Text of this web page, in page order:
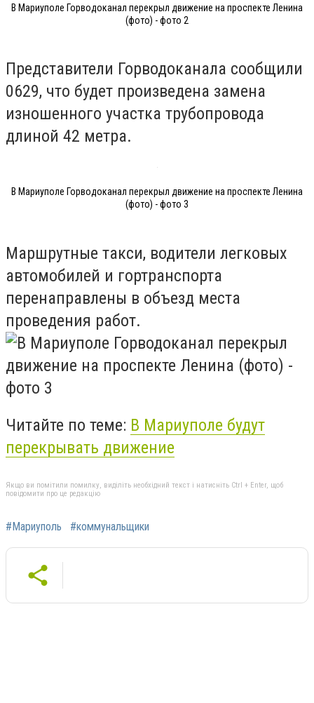
В Мариуполе Горводоканал перекрыл движение на проспекте Ленина
(фото) - фото 2
Представители Горводоканала сообщили
0629, что будет произведена замена
изношенного участка трубопровода
длиной 42 метра.
В Мариуполе Горводоканал перекрыл движение на проспекте Ленина
(фото) - фото 3
Маршрутные такси, водители легковых
автомобилей и гортранспорта
перенаправлены в объезд места
проведения работ.
Читайте по теме: В Мариуполе будут
перекрывать движение
Якщо ви помітили помилку, виділіть необхідний текст і натисніть Ctrl + Enter, щоб
повідомити про це редакцію
#Мариуполь #коммунальщики